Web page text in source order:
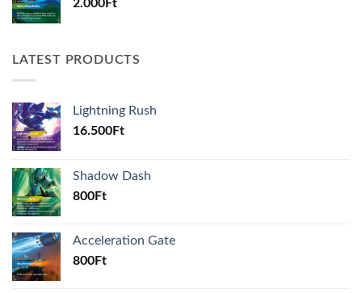
2.000Ft
LATEST PRODUCTS
Lightning Rush
16.500Ft
Shadow Dash
800Ft
Acceleration Gate
800Ft